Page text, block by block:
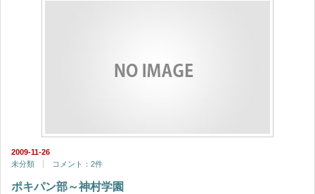
2009-11-26
未分類
コメント：2件
ポキパン部～神村学園